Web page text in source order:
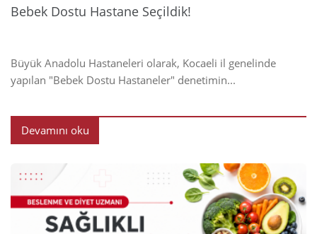
Bebek Dostu Hastane Seçildik!
Büyük Anadolu Hastaneleri olarak, Kocaeli il genelinde
yapılan "Bebek Dostu Hastaneler" denetimin...
Devamını oku